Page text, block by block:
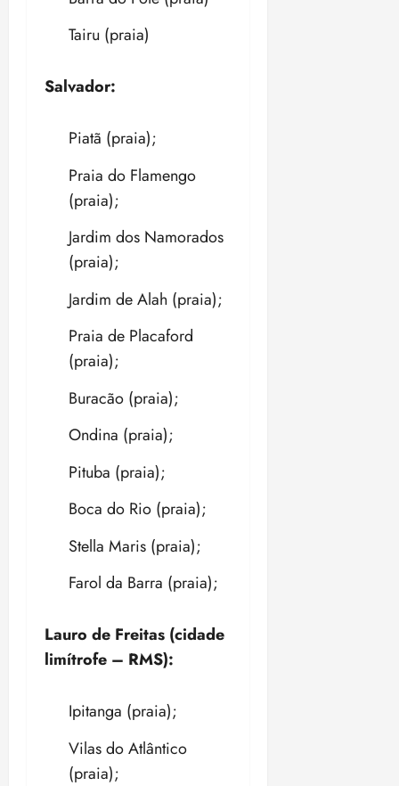
Tairu (praia)
Salvador:
Piatã (praia);
Praia do Flamengo
(praia);
Jardim dos Namorados
(praia);
Jardim de Alah (praia);
Praia de Placaford
(praia);
Buracão (praia);
Ondina (praia);
Pituba (praia);
Boca do Rio (praia);
Stella Maris (praia);
Farol da Barra (praia);
Lauro de Freitas (cidade
limítrofe – RMS):
Ipitanga (praia);
Vilas do Atlântico
(praia);